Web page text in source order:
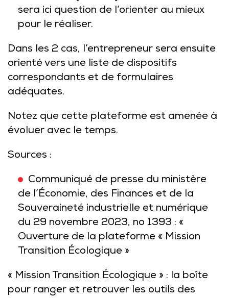
sera ici question de l’orienter au mieux
pour le réaliser.
Dans les 2 cas, l’entrepreneur sera ensuite
orienté vers une liste de dispositifs
correspondants et de formulaires
adéquates.
Notez que cette plateforme est amenée à
évoluer avec le temps.
Sources :
Communiqué de presse du ministère
de l’Économie, des Finances et de la
Souveraineté industrielle et numérique
du 29 novembre 2023, no 1393 : «
Ouverture de la plateforme « Mission
Transition Écologique »
« Mission Transition Écologique » : la boîte
pour ranger et retrouver les outils des